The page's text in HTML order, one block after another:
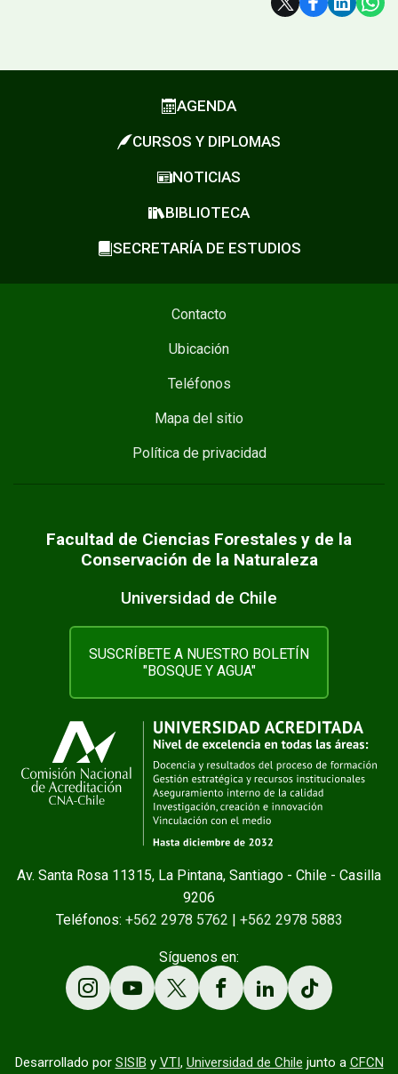
AGENDA
CURSOS Y DIPLOMAS
NOTICIAS
BIBLIOTECA
SECRETARÍA DE ESTUDIOS
Contacto
Ubicación
Teléfonos
Mapa del sitio
Política de privacidad
Facultad de Ciencias Forestales y de la
Conservación de la Naturaleza
Universidad de Chile
SUSCRÍBETE A NUESTRO BOLETÍN
"BOSQUE Y AGUA"
Av. Santa Rosa 11315, La Pintana, Santiago - Chile - Casilla
9206
Teléfonos: +562 2978 5762 +562 2978 5883
Síguenos en:
Desarrollado por SISIB y VTI, Universidad de Chile junto a CFCN